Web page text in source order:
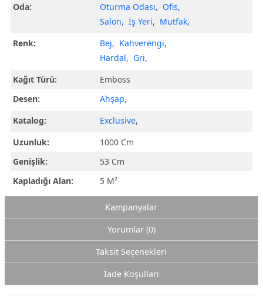
Oda: Oturma Odası, Ofis,
Salon, İş Yeri, Mutfak,
Renk:
Bej, Kahverengi,
Hardal, Gri,
Kağıt Türü:
Emboss
Desen:
Ahşap,
Katalog:
Exclusive,
Uzunluk:
1000 Cm
Genişlik:
53 Cm
Kapladığı Alan:
5 M²
Kampanyalar
Yorumlar (0)
Taksit Seçenekleri
İade Koşulları